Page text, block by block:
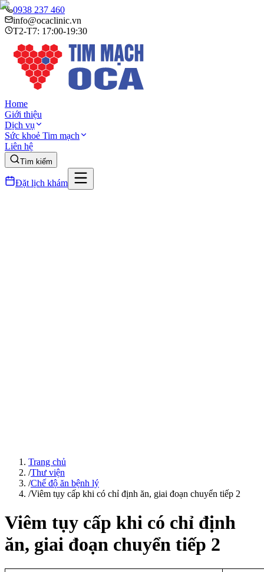
0938 237 460
info@ocaclinic.vn
T2-T7: 17:00-19:30
Home
Giới thiệu
Dịch vụ
Sức khoẻ Tim mạch
Liên hệ
Tìm kiếm
Đặt lịch khám
Trang chủ
/Thư viện
/Chế độ ăn bệnh lý
/Viêm tụy cấp khi có chỉ định ăn, giai đoạn chuyển tiếp 2
Viêm tụy cấp khi có chỉ định
ăn, giai đoạn chuyển tiếp 2